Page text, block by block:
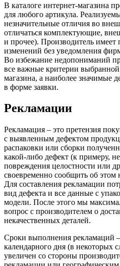
В каталоге интернет-магазина
для любого артикула.
незначительные отличия во
отличаться комплектующие,
и прочее). Производитель
изменений без уведомления
Во избежание недопониманий
все важные критерии
магазина, а наиболее значимые
в форме заявки.
Рекламации
Рекламация – это претензия
с выявленным дефектом
распаковки или сборки
какой-либо дефект (к примеру,
повреждения целостности или
своевременно сообщить об
Для составления рекламации
вид дефекта и все данные с
модели. После этого мы
вопрос с производителем о
некачественных деталей.
Сроки выполнения рекламаций
календарного дня (в некоторых
увеличен со стороны